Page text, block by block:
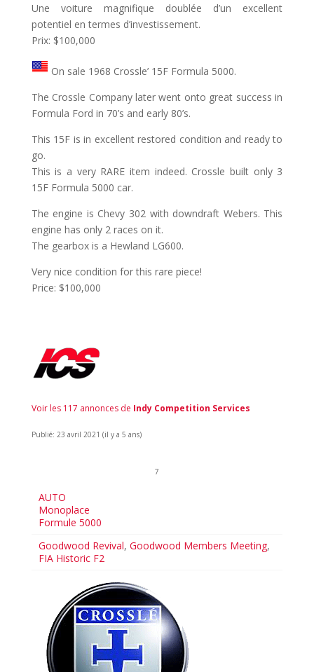
Une voiture magnifique doublée d’un excellent
potentiel en termes d’investissement.
Prix: $100,000
On sale 1968 Crossle’ 15F Formula 5000.
The Crossle Company later went onto great success in
Formula Ford in 70’s and early 80’s.
This 15F is in excellent restored condition and ready to
go.
This is a very RARE item indeed. Crossle built only 3
15F Formula 5000 car.
The engine is Chevy 302 with downdraft Webers. This
engine has only 2 races on it.
The gearbox is a Hewland LG600.
Very nice condition for this rare piece!
Price: $100,000
Voir les 117 annonces de Indy Competition Services
Publié: 23 avril 2021 (il y a 5 ans)
7
AUTO
Monoplace
Formule 5000
Goodwood Revival,Goodwood Members Meeting,
FIA Historic F2